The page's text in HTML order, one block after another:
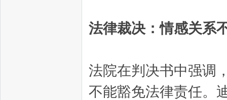
法律裁决：情感关系
法院在判决书中强调
不能豁免法律责任。